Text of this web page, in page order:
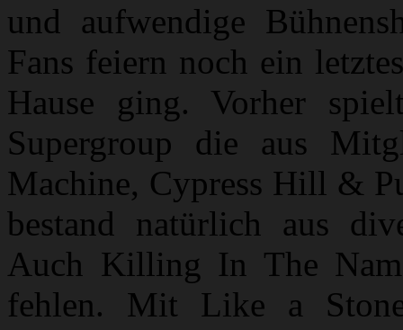
und aufwendige
Fans feiern noch ein
Hause ging. Vorher
Supergroup die aus
Machine, Cypress Hill &
bestand natürlich aus
Auch Killing In The
fehlen. Mit Like a